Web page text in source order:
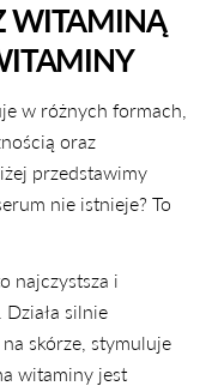
WITAMINĄ
w różnych formach,
oraz
przedstawimy
nie istnieje? To
najczystsza i
silnie
skórze, stymuluje
witaminy jest